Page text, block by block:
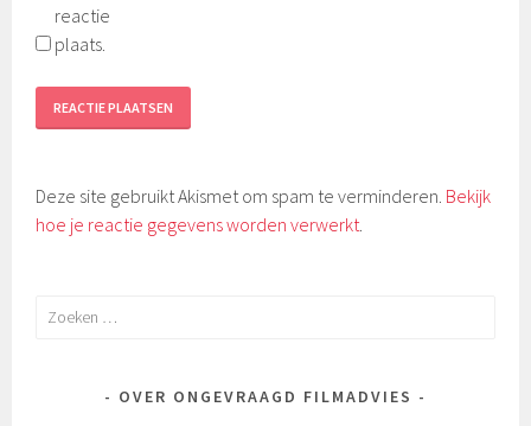
reactie
plaats.
Deze site gebruikt Akismet om spam te verminderen. Bekijk
hoe je reactie gegevens worden verwerkt
Zoeken
OVER ONGEVRAAGD FILMADVIES